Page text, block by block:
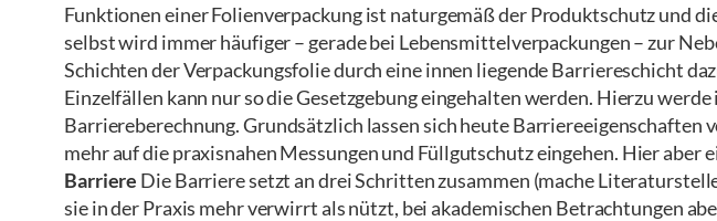
Funktionen einer Folienverpackung ist naturgemäß der Produktschutz und
selbst wird immer häufiger – gerade bei Lebensmittelverpackungen – zur
Schichten der Verpackungsfolie durch eine innen liegende Barriereschicht
Einzelfällen kann nur so die Gesetzgebung eingehalten werden. Hierzu
Barriereberechnung. Grundsätzlich lassen sich heute
mehr auf die praxisnahen Messungen und Füllgutschutz eingehen. Hier
Barriere Die Barriere setzt an drei Schritten zusammen (mache
sie in der Praxis mehr verwirrt als nützt, bei akademischen Betrachtungen